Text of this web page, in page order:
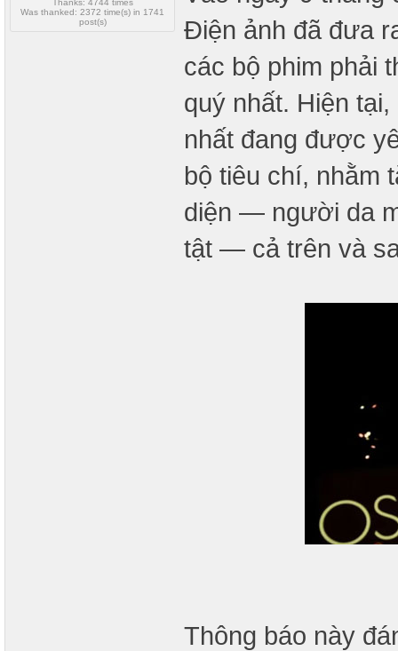
Thanks: 4744 times
Was thanked: 2372 time(s) in 1741
post(s)
Điện ảnh đã đưa
các bộ phim phải
quý nhất. Hiện
nhất đang được
bộ tiêu chí, nhằm
diện — người da
tật — cả trên và
Thông báo này